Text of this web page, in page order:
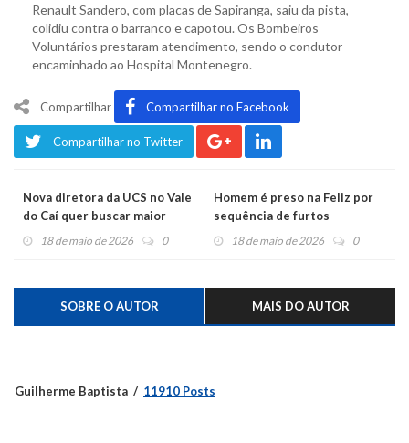
Renault Sandero, com placas de Sapiranga, saiu da pista,
colidiu contra o barranco e capotou. Os Bombeiros
Voluntários prestaram atendimento, sendo o condutor
encaminhado ao Hospital Montenegro.
Compartilhar Compartilhar no Facebook
Compartilhar no Twitter
Nova diretora da UCS no Vale
do Caí quer buscar maior
aproximação com a
18 de maio de 2026 0
Homem é preso na Feliz por
sequência de furtos
18 de maio de 2026 0
SOBRE O AUTOR MAIS DO AUTOR
Guilherme Baptista 11910 Posts